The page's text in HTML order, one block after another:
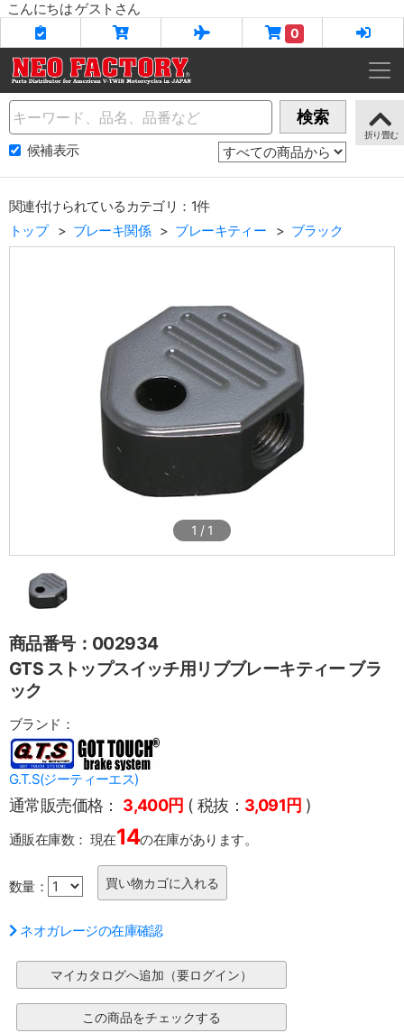
こんにちは ゲストさん
0
Name 検索
候補表示
関連付けられているカテゴリ：1件
トップ
ブレーキ関係 ブレーキティー ブラック
1 / 1
商品番号：002934
GTS ストップスイッチ用リブブレーキティー ブラ
ック
ブランド：
G.T.S(ジーティーエス)
通常販売価格： 3,400円 ( 税抜： 3,091円 )
通販在庫数： 現在14の在庫があります。
数量：
ネオガレージの在庫確認